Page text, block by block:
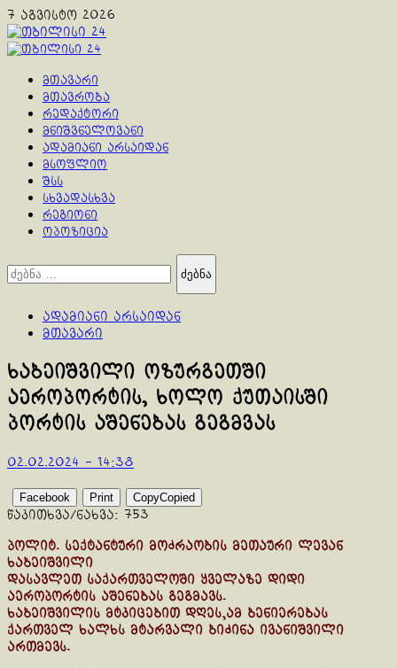
Skip
to
content
7 აგვისტო 2026
Primary
მთავარი
მთავრობა
რედაქტორი
მნიშვნელოვანი
ადამიანი არსაიდან
მსოფლიო
შსს
სხვადასხვა
რეგიონი
ოპოზიცია
ძებნა:
ადამიანი არსაიდან
მთავარი
ხაბეიშვილი ოზურგეთში
აეროპორტის, ხოლო ქუთაისში
პორტის აშენებას გეგმვას
02.02.2024 - 14:38
Facebook Print CopyCopied
წაკითხვა/ნახვა: 753
პოლიტ. სექტანტური მოძრაობის მეთაური ლევან
ხაბეიშვილი
დასავლეთ საქართველოში ყველაზე დიდი
აეროპორტის აშენებას გეგმავს.
ხაბეიშვილის მტკიცებით დღეს,ამ ბენიერებას
ქართველ ხალხს მტარვალი ბიძინა ივანიშვილი
ართმევს.